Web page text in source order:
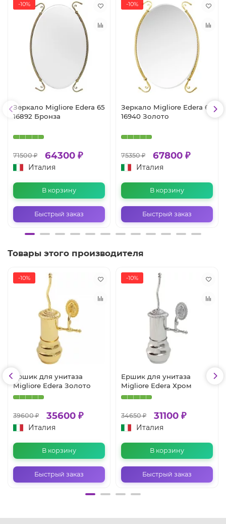
-10%
Зеркало Migliore Edera 65
16892 Бронза
71500 ₽ 64300 ₽
Италия
В корзину
Быстрый заказ
-10%
Зеркало Migliore Edera 65
16940 Золото
75350 ₽ 67800 ₽
Италия
В корзину
Быстрый заказ
Товары этого производителя
-10%
Ершик для унитаза
Migliore Edera Золото
39600 ₽ 35600 ₽
Италия
В корзину
Быстрый заказ
-10%
Ершик для унитаза
Migliore Edera Хром
34650 ₽ 31100 ₽
Италия
В корзину
Быстрый заказ